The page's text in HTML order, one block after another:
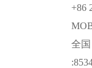
+86
全